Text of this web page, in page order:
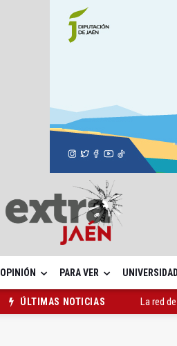
OPINIÓN PARA VER UNIVERSIDAD
ÚLTIMAS NOTICIAS
La red